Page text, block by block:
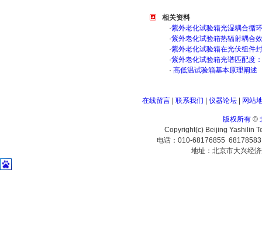
相关资料
·紫外老化试验箱光湿耦合循
·紫外老化试验箱热辐射耦合
·紫外老化试验箱在光伏组件
·紫外老化试验箱光谱匹配度
· 高低温试验箱基本原理阐述
在线留言| 联系我们 仪器论坛| 网站
版权所有©
Copyright(c) Beijing Yashilin
电话：010-68176855
地址：北京市大兴经